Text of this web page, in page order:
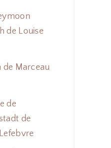
de Louise
de Marceau
de
de